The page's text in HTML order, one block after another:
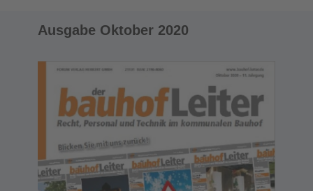
Ausgabe Oktober 2020